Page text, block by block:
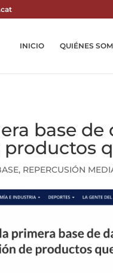
INICIO QUIÉNES
base de
, REPERCUSIÓN